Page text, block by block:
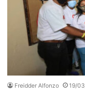
Freidder Alfonzo 19/